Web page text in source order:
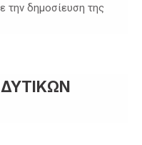
την δημοσίευση της